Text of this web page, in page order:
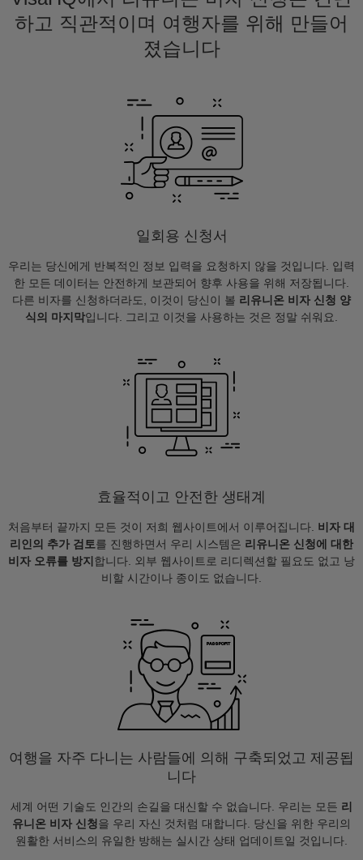
하고 직관적이며 여행자를 위해 만들어
졌습니다
일회용 신청서
우리는 당신에게 반복적인 정보 입력을 요청하지 않을 것입니다. 입력
한 모든 데이터는 안전하게 보관되어 향후 사용을 위해 저장됩니다.
다른 비자를 신청하더라도, 이것이 당신이 볼 리유니온 비자 신청 양
식의 마지막입니다. 그리고 이것을 사용하는 것은 정말 쉬워요.
효율적이고 안전한 생태계
처음부터 끝까지 모든 것이 저희 웹사이트에서 이루어집니다. 비자 대
리인의 추가 검토를 진행하면서 우리 시스템은 리유니온 신청에 대한
비자 오류를 방지 합니다. 외부 웹사이트로 리디렉션할 필요도 없고 낭
비할 시간이나 종이도 없습니다.
여행을 자주 다니는 사람들에 의해 구축되었고 제공됩
니다
세계 어떤 기술도 인간의 손길을 대신할 수 없습니다. 우리는 모든 리
유니온 비자 신청을 우리 자신 것처럼 대합니다. 당신을 위한 우리의
원활한 서비스의 유일한 방해는 실시간 상태 업데이트일 것입니다.